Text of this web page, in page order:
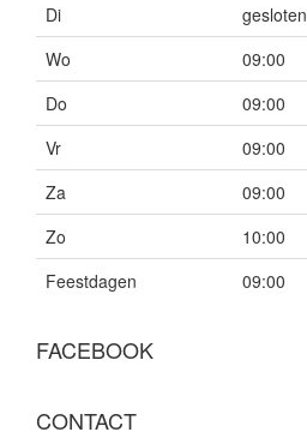
Di
gesloten
Wo
09:00
Do
09:00
Vr
09:00
Za
09:00
Zo
10:00
Feestdagen
09:00
FACEBOOK
CONTACT